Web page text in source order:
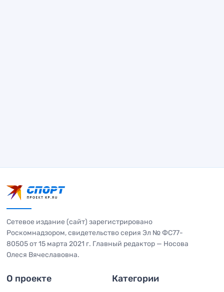
Сетевое издание (сайт) зарегистрировано
Роскомнадзором, свидетельство серия Эл № ФС77-
80505 от 15 марта 2021 г. Главный редактор — Носова
Олеся Вячеславовна.
О проекте Категории